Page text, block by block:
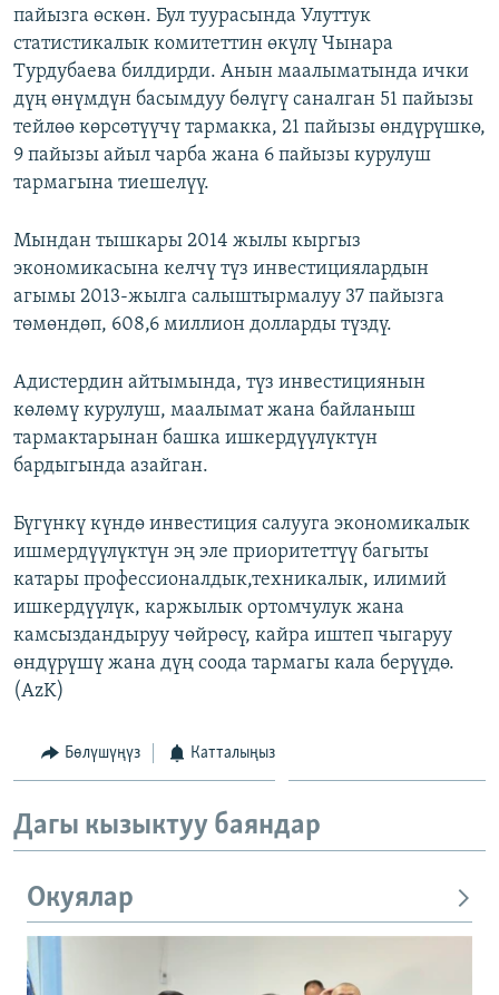
ЭЖЕ-СИҢДИЛЕР
АЗАТТЫК+
ЫҢГАЙСЫЗ СУРООЛОР
ОНЛАЙН ШЕРИНЕ
ЭЕ/АРнун бардык сайттары
пайызга өскөн. Бул туурасында Улуттук
статистикалык комитеттин өкүлү Чынара
Турдубаева билдирди. Анын маалыматында ички
дүң өнүмдүн басымдуу бөлүгү саналган 51 пайызы
тейлөө көрсөтүүчү тармакка, 21 пайызы өндүрүшкө,
9 пайызы айыл чарба жана 6 пайызы курулуш
тармагына тиешелүү.
Мындан тышкары 2014 жылы кыргыз
экономикасына келчү түз инвестициялардын
агымы 2013-жылга салыштырмалуу 37 пайызга
төмөндөп, 608,6 миллион долларды түздү.
Адистердин айтымында, түз инвестициянын
көлөмү курулуш, маалымат жана байланыш
тармактарынан башка ишкердүүлүктүн
бардыгында азайган.
Бүгүнкү күндө инвестиция салууга экономикалык
ишмердүүлүктүн эң эле приоритеттүү багыты
катары профессионалдык,техникалык, илимий
ишкердүүлүк, каржылык ортомчулук жана
камсыздандыруу чөйрөсү, кайра иштеп чыгаруу
өндүрүшү жана дүң соода тармагы кала берүүдө.
(AzK)
Бөлүшүңүз Катталыңыз
Дагы кызыктуу баяндар
Окуялар